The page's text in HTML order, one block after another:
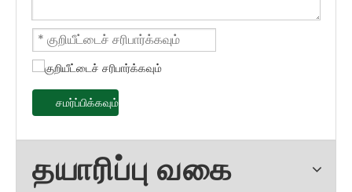
சமர்ப்பிக்கவும்
தயாரிப்பு வகை